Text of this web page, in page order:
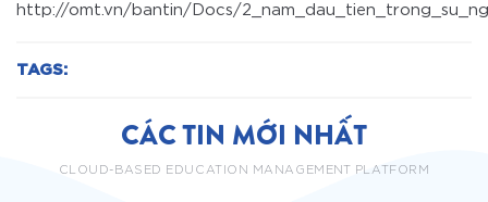
http://omt.vn/bantin/Docs/
TAGS:
CÁC TIN MỚI NHẤT
CLOUD-BASED EDUCATION MANAGEMENT PLATFORM